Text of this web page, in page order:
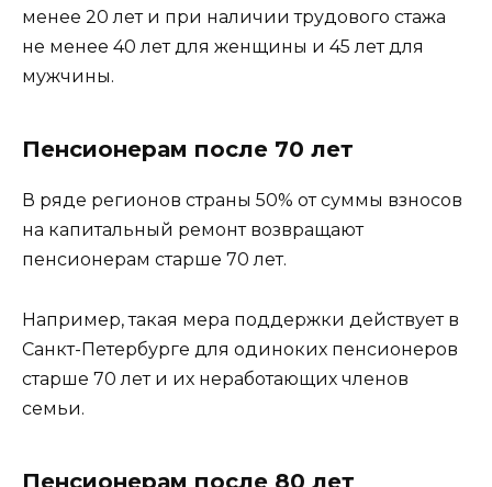
менее 20 лет и при наличии трудового стажа
не менее 40 лет для женщины и 45 лет для
мужчины.
Пенсионерам после 70 лет
В ряде регионов страны 50% от суммы взносов
на капитальный ремонт возвращают
пенсионерам старше 70 лет.
Например, такая мера поддержки действует в
Санкт-Петербурге для одиноких пенсионеров
старше 70 лет и их неработающих членов
семьи.
Пенсионерам после 80 лет